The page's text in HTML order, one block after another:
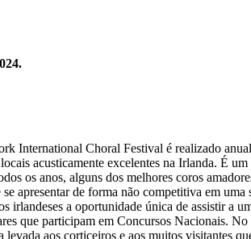
International Choral Festival é realizado
acusticamente excelentes na Irlanda. É
os anos, alguns dos melhores coros
de forma não competitiva em
a oportunidade única de assistir a
que participam em Concursos Nacionais.
aos corticeiros e aos muitos visitantes